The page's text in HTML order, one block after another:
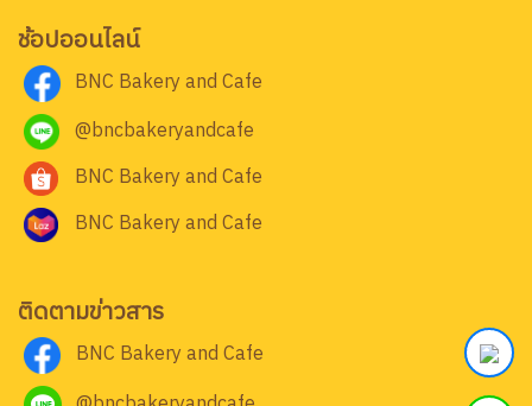
ช้อปออนไลน์
BNC Bakery and Cafe
@bncbakeryandcafe
BNC Bakery and Cafe
BNC Bakery and Cafe
ติดตามข่าวสาร
BNC Bakery and Cafe